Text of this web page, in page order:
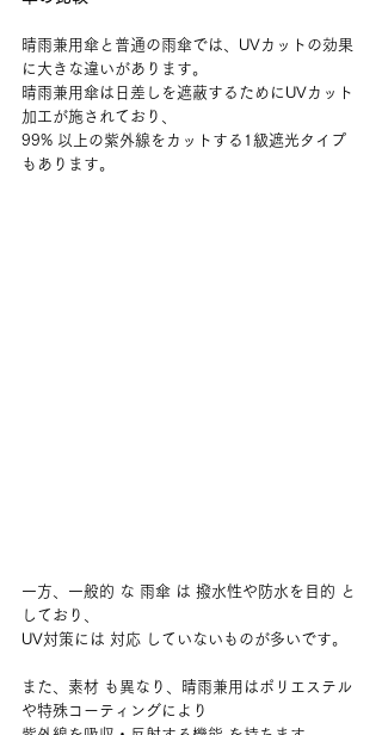
晴雨兼用傘と普通の雨傘では、UVカットの効果
に大きな違いがあります。
晴雨兼用傘は日差しを遮蔽するためにUVカット
加工が施されており、
99% 以上の紫外線をカットする1級遮光タイプ
もあります。
一方、一般的 な 雨傘 は 撥水性や防水を目的 と
しており、
UV対策には 対応 していないものが多いです。
また、素材 も異なり、晴雨兼用はポリエステル
や特殊コーティングにより